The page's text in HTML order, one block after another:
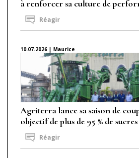
à renforcer sa culture de
Réagir
10.07.2026 | Maurice
Agriterra lance sa saison de
objectif de plus de 95 % de
Réagir